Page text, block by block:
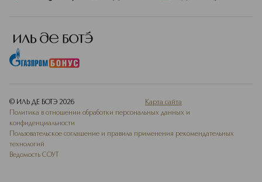
© ИЛЬ ДЕ БОТЭ 2026
Карта сайта
Политика в отношении обработки персональных данных и
конфиденциальности
Пользовательское соглашение и правила применения рекомендательных
технологий
Ведомость СОУТ